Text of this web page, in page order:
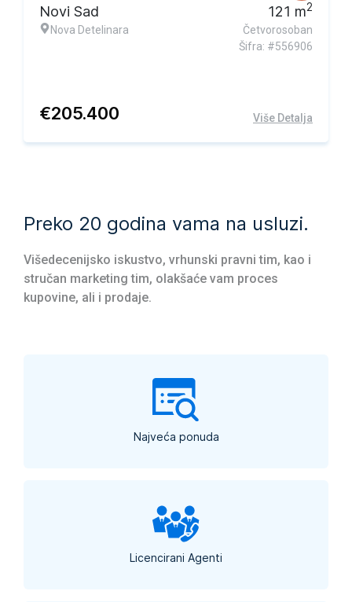
Novi Sad
Nova Detelinara
121 m2
Četvorosoban
Šifra: #556906
€205.400 Više Detalja
Preko 20 godina vama na usluzi.
Višedecenijsko iskustvo, vrhunski pravni tim, kao i
stručan marketing tim, olakšaće vam proces
kupovine, ali i prodaje.
Najveća ponuda
Licencirani Agenti